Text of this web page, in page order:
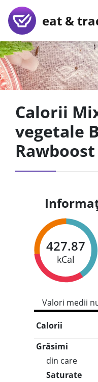
eat &
Calorii
vegetale
Rawboost
427.87
kCal
Valori medii
Calorii
Grăsimi
din care
Saturate